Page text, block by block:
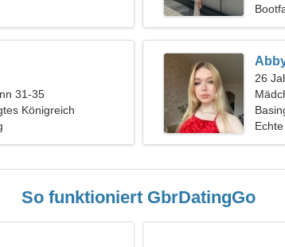
31-35
Königreich
26
So funktioniert GbrDatingGo